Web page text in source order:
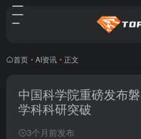
首页 • AI资讯 • 正文
中国科学院重磅发布
学科科研突破
3个月前发布